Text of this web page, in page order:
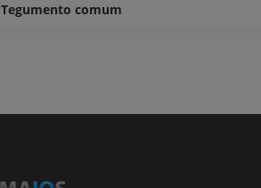
Tegumento comum